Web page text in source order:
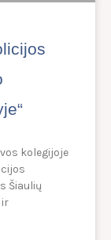
kolegijoje
Šiaulių
ir